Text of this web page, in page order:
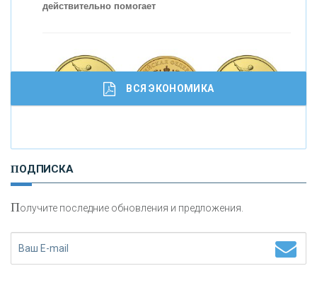
действительно помогает
И
сохранения и увеличения капитала
ВСЯ ЭКОНОМИКА
ПОДПИСКА
Получите последние обновления и предложения.